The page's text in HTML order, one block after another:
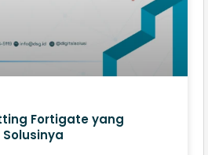
Fortigate yang